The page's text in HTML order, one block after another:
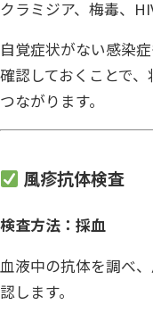
クラミジア、梅毒、
自覚症状がない感染
確認しておくことで
つながります。
風疹抗体検査
検査方法：採血
血液中の抗体を調べ
認します。